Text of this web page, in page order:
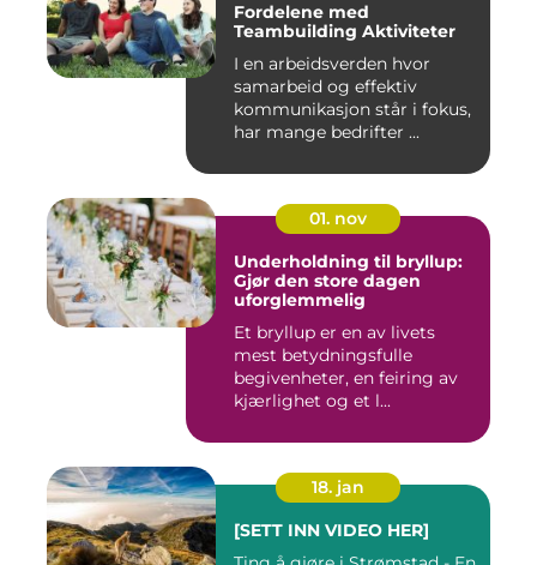
Fordelene med
Teambuilding Aktiviteter
I en arbeidsverden hvor
samarbeid og effektiv
kommunikasjon står i fokus,
har mange bedrifter ...
01. nov
Underholdning til bryllup:
Gjør den store dagen
uforglemmelig
Et bryllup er en av livets
mest betydningsfulle
begivenheter, en feiring av
kjærlighet og et l...
18. jan
[SETT INN VIDEO HER]